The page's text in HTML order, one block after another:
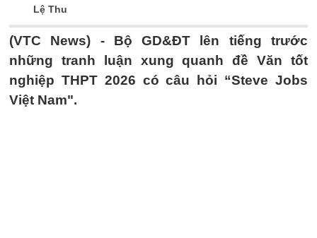
Lệ Thu
(VTC News) - Bộ GD&ĐT lên tiếng trước
những tranh luận xung quanh đề Văn tốt
nghiệp THPT 2026 có câu hỏi “Steve Jobs
Việt Nam".